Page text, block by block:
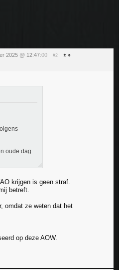
2025 @ 12:47:00 #2
oude dag
krijgen is geen straf.
betreft.
omdat ze weten dat het
op deze AOW.